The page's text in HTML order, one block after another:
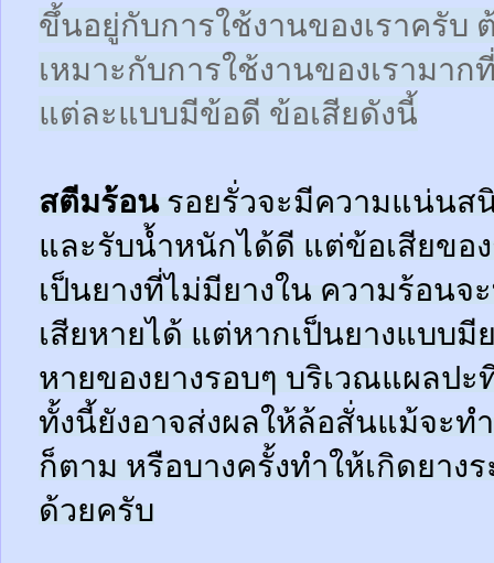
ขึ้นอยู่กับการใช้งานของเราครับ
เหมาะกับการใช้งานของเรามา
แต่ละแบบมีข้อดี ข้อเสียดังนี้
สตีมร้อนรอยรั่วจะมีความแน่นส
และรับน้ำหนักได้ดี แต่ข้อเสียขอ
เป็นยางที่ไม่มียางใน ความร้อนจ
เสียหายได้ แต่หากเป็นยางแบบมี
หายของยางรอบๆ บริเวณแผลป
ทั้งนี้ยังอาจส่งผลให้ล้อสั่นแม้จะท
ก็ตาม หรือบางครั้งทำให้เกิดยา
ด้วยครับ